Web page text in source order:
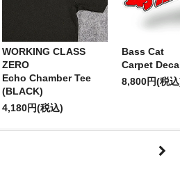
WORKING CLASS
ZERO
Echo Chamber Tee
(BLACK)
4,180円(税込)
Bass Cat
Carpet
8,800円(税